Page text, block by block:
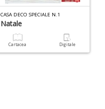
CASA DECO SPECIALE N.1
Natale
Cartacea Digitale